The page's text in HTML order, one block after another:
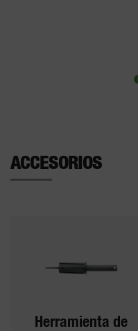
ACCESORIOS
Herramienta de